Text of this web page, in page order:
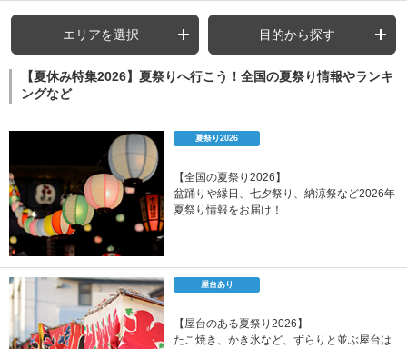
エリアを選択 目的から探す
【夏休み特集2026】夏祭りへ行こう！全国の夏祭り情報やランキ
ングなど
夏祭り2026
【全国の夏祭り2026】
盆踊りや縁日、七夕祭り、納涼祭など2026年
夏祭り情報をお届け！
屋台あり
【屋台のある夏祭り2026】
たこ焼き、かき氷など、ずらりと並ぶ屋台は